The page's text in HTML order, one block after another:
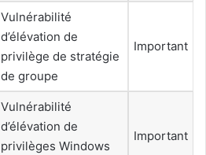
Vulnérabilité
d’élévation de
privilège de stratégie
de groupe
Important
Vulnérabilité
d’élévation de
privilèges Windows
Important